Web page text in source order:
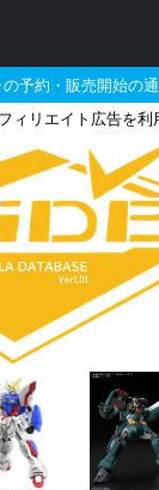
予約・販売開始の
ィリエイト広告を利
06S